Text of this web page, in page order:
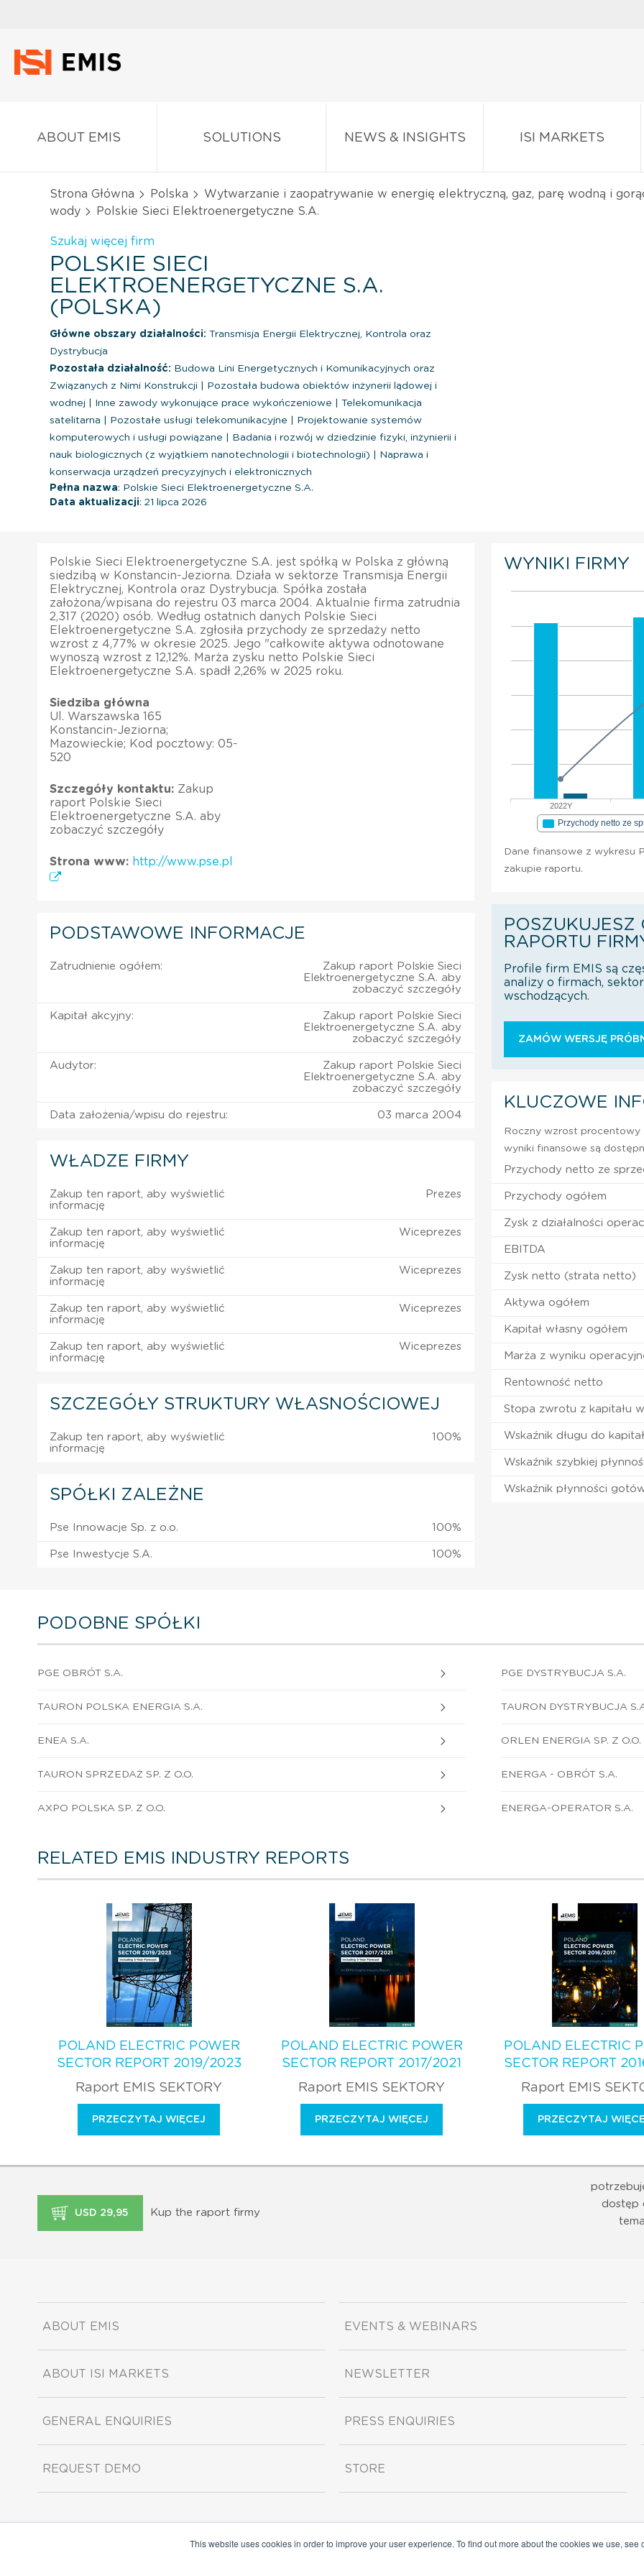
This website uses cookies in order to improve your user experience. To find out more about the cookies we use, see
ABOUT EMIS SOLUTIONS NEWS & INSIGHTS ISI MARKETS
Strona Główna Polska
Wytwarzanie i zaopatrywanie w energię elektryczną, gaz, parę wodną i
wody
Polskie Sieci Elektroenergetyczne S.A.
Szukaj więcej firm
POLSKIE SIECI
ELEKTROENERGETYCZNE S.A.
(POLSKA)
Główne obszary działalności: Transmisja Energii Elektrycznej, Kontrola oraz
Dystrybucja
Pozostała działalność: Budowa Lini Energetycznych i Komunikacyjnych oraz
Związanych z Nimi Konstrukcji
Pozostała budowa obiektów inżynerii lądowej i
wodnej
Inne zawody wykonujące prace wykończeniowe
Telekomunikacja
satelitarna
Pozostałe usługi telekomunikacyjne
Projektowanie systemów
komputerowych i usługi powiązane
Badania i rozwój w dziedzinie fizyki, inżynierii i
nauk biologicznych (z wyjątkiem nanotechnologii i biotechnologii)
Naprawa i
konserwacja urządzeń precyzyjnych i elektronicznych
Pełna nazwa: Polskie Sieci Elektroenergetyczne S.A.
Data aktualizacji: 21 lipca 2026
Polskie Sieci Elektroenergetyczne S.A. jest spółką w Polska z główną
siedzibą w Konstancin-Jeziorna. Działa w sektorze Transmisja Energii
Elektrycznej, Kontrola oraz Dystrybucja. Spółka została
założona/wpisana do rejestru 03 marca 2004. Aktualnie firma zatrudnia
2,317 (2020) osób. Według ostatnich danych Polskie Sieci
Elektroenergetyczne S.A. zgłosiła przychody ze sprzedaży netto
wzrost z 4,77% w okresie 2025. Jego "całkowite aktywa odnotowane
wynoszą wzrost z 12,12%. Marża zysku netto Polskie Sieci
Elektroenergetyczne S.A. spadł 2,26% w 2025 roku.
Siedziba główna
Ul. Warszawska 165
Konstancin-Jeziorna;
Mazowieckie; Kod pocztowy: 05-
520
Szczegóły kontaktu: Zakup
raport Polskie Sieci
Elektroenergetyczne S.A. aby
zobaczyć szczegóły
Strona www: http://www.pse.pl
PODSTAWOWE INFORMACJE
Zatrudnienie ogółem:
Zakup raport Polskie Sieci
Elektroenergetyczne S.A. aby
zobaczyć szczegóły
Kapitał akcyjny:
Zakup raport Polskie Sieci
Elektroenergetyczne S.A. aby
zobaczyć szczegóły
Audytor:
Zakup raport Polskie Sieci
Elektroenergetyczne S.A. aby
zobaczyć szczegóły
Data założenia/wpisu do rejestru: 03 marca 2004
WŁADZE FIRMY
Zakup ten raport, aby wyświetlić
informację
Prezes
Zakup ten raport, aby wyświetlić
informację
Wiceprezes
Zakup ten raport, aby wyświetlić
informację
Wiceprezes
Zakup ten raport, aby wyświetlić
informację
Wiceprezes
Zakup ten raport, aby wyświetlić
informację
Wiceprezes
SZCZEGÓŁY STRUKTURY WŁASNOŚCIOWEJ
Zakup ten raport, aby wyświetlić
informację
100%
SPÓŁKI ZALEŻNE
Pse Innowacje Sp. z o.o. 100%
Pse Inwestycje S.A. 100%
WYNIKI FIRMY
2022Y
Przychody netto ze
Dane finansowe z wykresu
zakupie raportu.
POSZUKUJESZ
RAPORTU
Profile firm EMIS są
analizy o firmach,
wschodzących.
ZAMÓW WERSJĘ
KLUCZOWE
Roczny wzrost procentowy
wyniki finansowe są
Przychody netto ze
Przychody ogółem
Zysk z działalności
EBITDA
Zysk netto (strata netto)
Aktywa ogółem
Kapitał własny ogółem
Marża z wyniku
Rentowność netto
Stopa zwrotu z kapitału
Wskaźnik długu do
Wskaźnik szybkiej
Wskaźnik płynności
PODOBNE SPÓŁKI
PGE OBRÓT S.A. PGE DYSTRYBUCJA S.A.
TAURON POLSKA ENERGIA S.A. TAURON DYSTRYBUCJA
ENEA S.A. ORLEN ENERGIA SP. Z O.O.
TAURON SPRZEDAŻ SP. Z O.O. ENERGA - OBRÓT S.A.
AXPO POLSKA SP. Z O.O. ENERGA-OPERATOR S.A.
RELATED EMIS INDUSTRY REPORTS
POLAND ELECTRIC POWER
SECTOR REPORT 2019/2023
Raport EMIS SEKTORY
PRZECZYTAJ WIĘCEJ
POLAND ELECTRIC POWER
SECTOR REPORT 2017/2021
Raport EMIS SEKTORY
PRZECZYTAJ WIĘCEJ
POLAND ELECTRIC
SECTOR REPORT
Raport EMIS
PRZECZYTAJ
USD 29,95 Kup the raport firmy
dostęp
ABOUT EMIS
ABOUT ISI MARKETS
GENERAL ENQUIRIES
REQUEST DEMO
EVENTS & WEBINARS
NEWSLETTER
PRESS ENQUIRIES
STORE
Copyright ©2026 ISI Markets. All rights reserved.